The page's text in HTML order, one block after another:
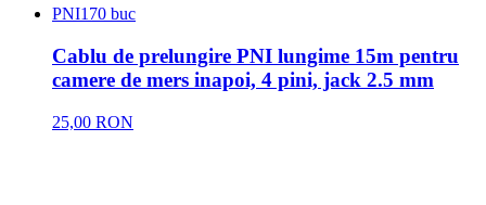
PNI170 buc
Cablu de prelungire PNI lungime 15m pentru
camere de mers inapoi, 4 pini, jack 2.5 mm
25,00 RON